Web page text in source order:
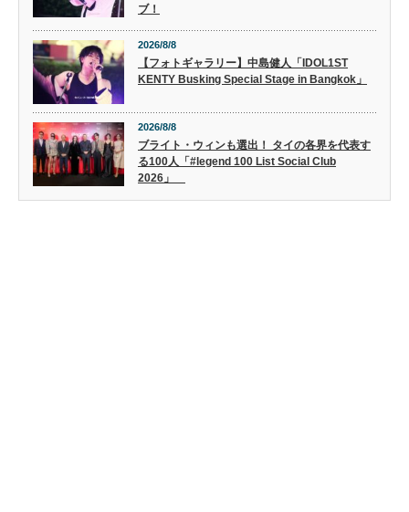
ブ！
2026/8/8
【フォトギャラリー】中島健人「IDOL1ST
KENTY Busking Special Stage in Bangkok」
2026/8/8
ブライト・ウィンも選出！ タイの各界を代表す
る100人「#legend 100 List Social Club
2026」